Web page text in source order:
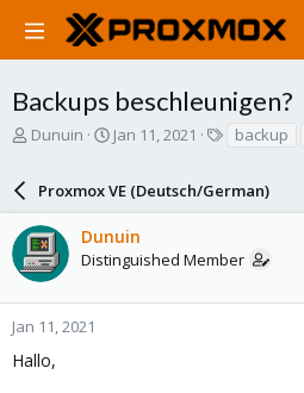
Backups beschleunigen?
T
a
d
s
t
a
r
e
Dunuin
S
r
t
d
a
e
Jan 11, 2021
s
backup
Proxmox VE (Deutsch/German)
Dunuin
Distinguished Member
Jan 11, 2021
Hallo,